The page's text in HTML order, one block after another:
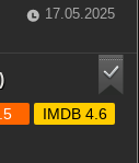
17.05.2025
IMDB 4.6